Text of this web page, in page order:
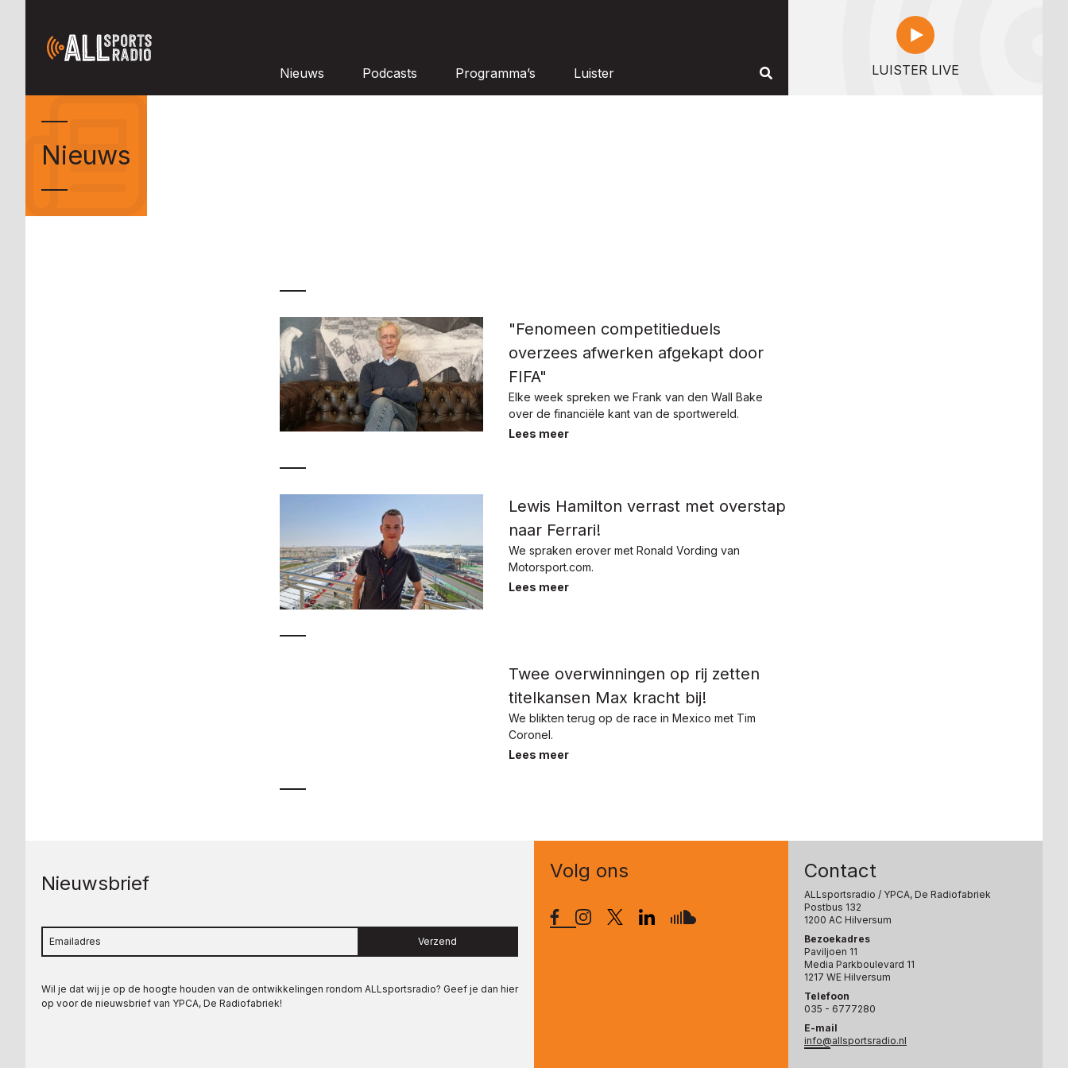
Nieuws Podcasts Programma’s Luister LUISTER LIVE
Nieuws
"Fenomeen competitieduels
overzees afwerken afgekapt door
FIFA"
Elke week spreken we Frank van den Wall Bake
over de financiële kant van de sportwereld.
Lees meer
Lewis Hamilton verrast met overstap
naar Ferrari!
We spraken erover met Ronald Vording van
Motorsport.com.
Lees meer
Twee overwinningen op rij zetten
titelkansen Max kracht bij!
We blikten terug op de race in Mexico met Tim
Coronel.
Lees meer
Nieuwsbrief
Verzend
Wil je dat wij je op de hoogte houden van de ontwikkelingen rondom ALLsportsradio? Geef je dan hier
op voor de nieuwsbrief van YPCA, De Radiofabriek!
Volg ons Contact
ALLsportsradio / YPCA, De Radiofabriek
Postbus 132
1200 AC Hilversum
Bezoekadres
Paviljoen 11
Media Parkboulevard 11
1217 WE Hilversum
Telefoon
035 - 6777280
E-mail
info@allsportsradio.nl